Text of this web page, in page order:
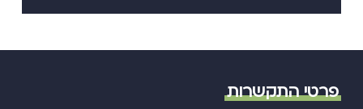
פרטי התקשרות